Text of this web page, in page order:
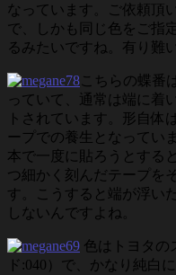
なっています。ご依頼頂
で、しかも同じ色をご指
るみたいですね。有り難
こちらの蝶番
っていて、通常は端に着
トされています。形自体
ープでの養生となってい
本で一度に貼ろうとする
つ細かく刻んだテープを
す。こうすると端が浮い
しないんですよね。
色はトヨタの
ド:040）で、かなり純白